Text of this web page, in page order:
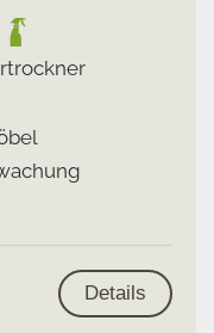
Details